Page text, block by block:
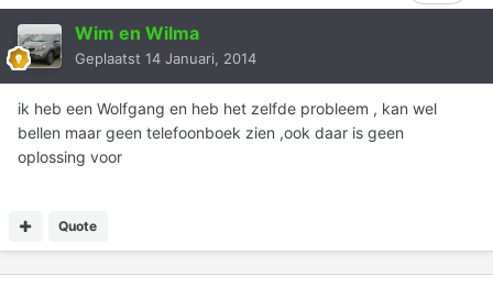
Wim en Wilma
Geplaatst 14 Januari, 2014
ik heb een Wolfgang en heb het zelfde probleem , kan wel
bellen maar geen telefoonboek zien ,ook daar is geen
oplossing voor
Quote